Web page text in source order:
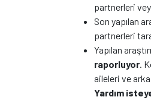
partnerleri
Son yapılan
partnerleri
Yapılan
raporluyor.
aileleri ve
Yardım